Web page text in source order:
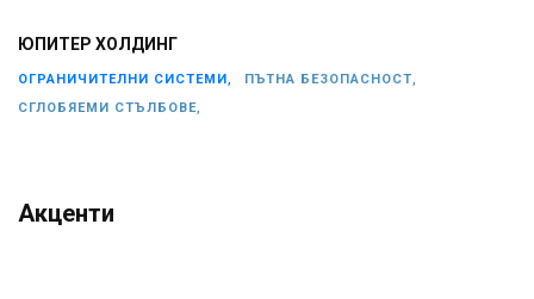
ЮПИТЕР ХОЛДИНГ
ОГРАНИЧИТЕЛНИ СИСТЕМИ,
ПЪТНА БЕЗОПАСНОСТ,
СГЛОБЯЕМИ СТЪЛБОВЕ,
Акценти